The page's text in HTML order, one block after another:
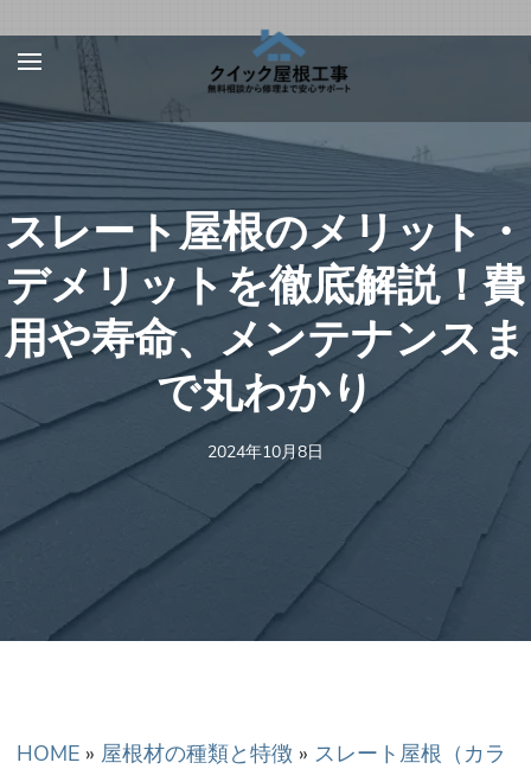
Skip
content
(Press
Enter)
雨漏りの修理
は【クイック
屋根工事】
ランダの屋根、外壁
サイディング、雨
樋、雨漏りの修理を
行う地元の優良工事
業者を完全無料でご
紹介！あらゆる屋根
材（瓦、スレート、
板金、トタン、コロ
ニアル、ガルバリウ
ムなど）での屋根の
修理に対応可能！適
正金額での修理・工
スレート屋根のメリット・
デメリットを徹底解説！費
用や寿命、メンテナンスま
で丸わかり
2024年10月8日
HOME » 屋根材の種類と特徴 » スレート屋根（カラ